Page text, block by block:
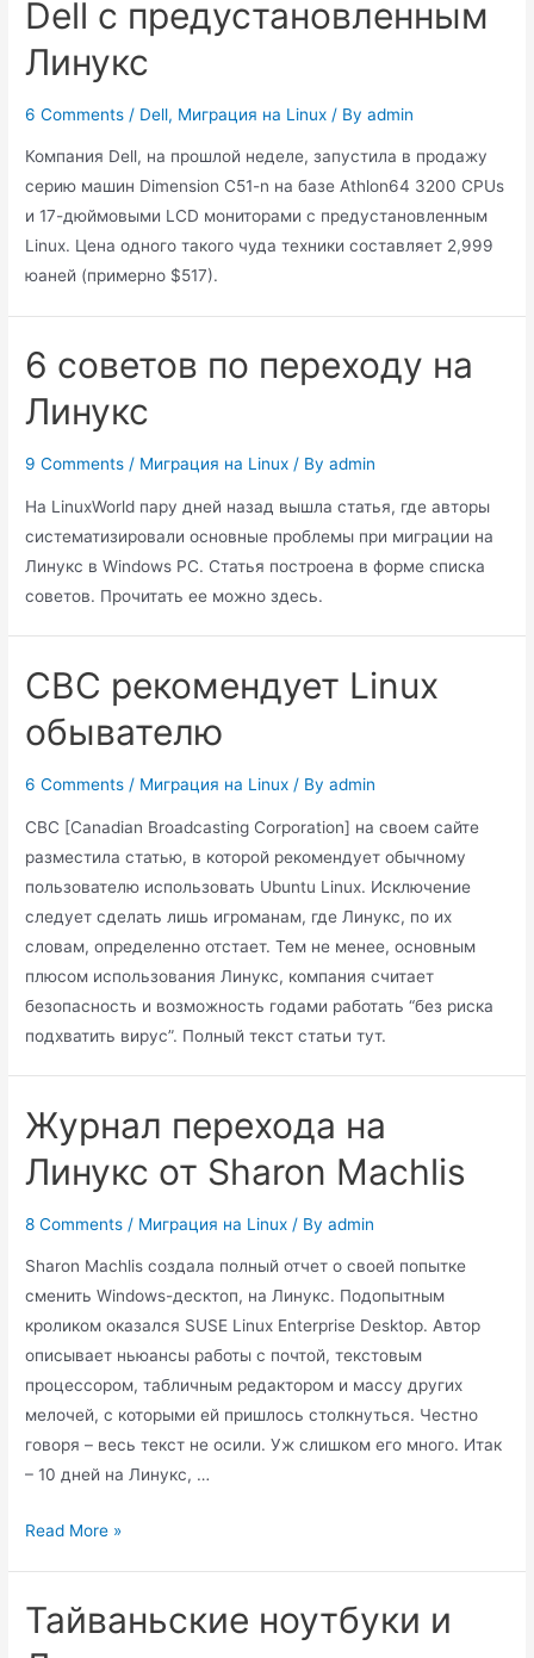
Dell с предустановленным
Линукс
6 Comments / Dell, Миграция на Linux / Byadmin
Компания Dell, на прошлой неделе, запустила в продажу
серию машин Dimension C51-n на базе Athlon64 3200 CPUs
и 17-дюймовыми LCD мониторами с предустановленным
Linux. Цена одного такого чуда техники составляет 2,999
юаней (примерно $517).
6 советов по переходу на
Линукс
9 Comments / Миграция на Linux / Byadmin
На LinuxWorld пару дней назад вышла статья, где авторы
систематизировали основные проблемы при миграции на
Линукс в Windows PC. Статья построена в форме списка
советов. Прочитать ее можно здесь.
CBC рекомендует Linux
обывателю
6 Comments / Миграция на Linux / Byadmin
CBC [Canadian Broadcasting Corporation] на своем сайте
разместила статью, в которой рекомендует обычному
пользователю использовать Ubuntu Linux. Исключение
следует сделать лишь игроманам, где Линукс, по их
словам, определенно отстает. Тем не менее, основным
плюсом использования Линукс, компания считает
безопасность и возможность годами работать “без риска
подхватить вирус”. Полный текст статьи тут.
Журнал перехода на
Линукс от Sharon Machlis
8 Comments / Миграция на Linux / Byadmin
Sharon Machlis создала полный отчет о своей попытке
сменить Windows-десктоп, на Линукс. Подопытным
кроликом оказался SUSE Linux Enterprise Desktop. Автор
описывает ньюансы работы с почтой, текстовым
процессором, табличным редактором и массу других
мелочей, с которыми ей пришлось столкнуться. Честно
говоря – весь текст не осили. Уж слишком его много. Итак
– 10 дней на Линукс, …
Журнал
Линукс
от
Read More »
Тайваньские ноутбуки и